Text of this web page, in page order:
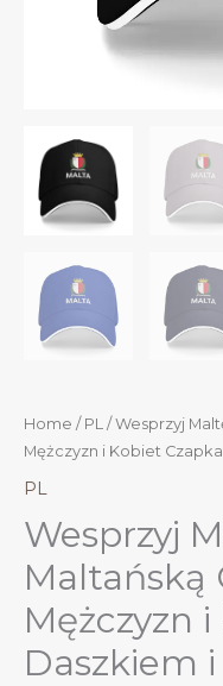
Home / PL / Wesprzyj
Mężczyzn i Kobiet
PL
Wesprzyj
Maltańską
Mężczyzn
Daszkiem